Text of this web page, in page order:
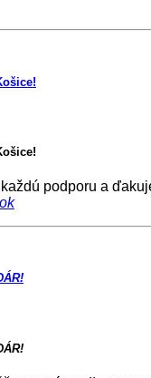
podporu a